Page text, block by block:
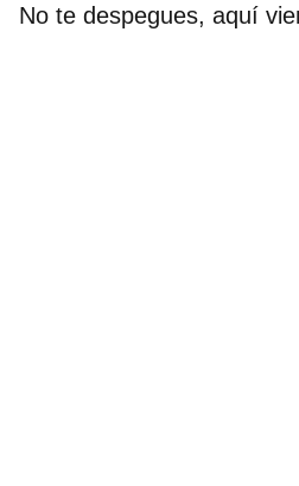
No te despegues, aquí